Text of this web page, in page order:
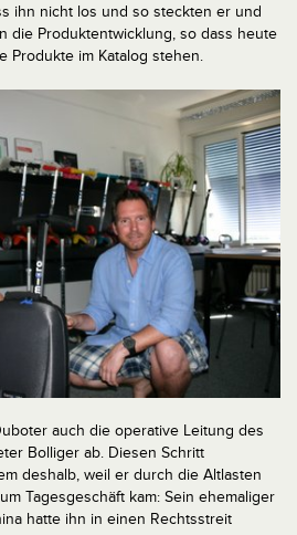
ihn nicht los und so steckten er und
die Produktentwicklung, so dass heute
Produkte im Katalog stehen.
auch die operative Leitung des
Bolliger ab. Diesen Schritt
deshalb, weil er durch die Altlasten
Tagesgeschäft kam: Sein ehemaliger
hatte ihn in einen Rechtsstreit